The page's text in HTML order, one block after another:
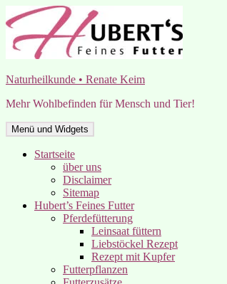
Zum
Inhalt
springen
Naturheilkunde • Renate Keim
Mehr Wohlbefinden für Mensch und Tier!
Menü und Widgets
Startseite
über uns
Disclaimer
Sitemap
Hubert’s Feines Futter
Pferdefütterung
Leinsaat füttern
Liebstöckel Rezept
Rezept mit Kupfer
Futterpflanzen